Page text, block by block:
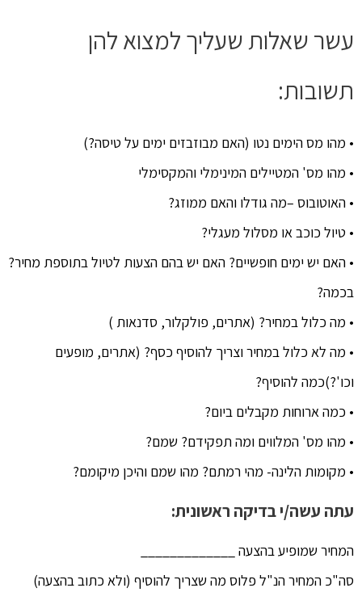
עשר שאלות שעליך למצוא להן
תשובות:
• מהו מס הימים נטו (האם מבוזבזים ימים על טיסה?)
• מהו מס' המטיילים המינימלי והמקסימלי
• האוטובוס –מה גודלו והאם ממוזג?
• טיול כוכב או מסלול מעגלי?
• האם יש ימים חופשיים? האם יש בהם הצעות לטיול בתוספת מחיר?
בכמה?
• מה כלול במחיר? (אתרים, פולקלור, סדנאות )
• מה לא כלול במחיר וצריך להוסיף כסף? (אתרים, מופעים
וכו'?)כמה להוסיף?
• כמה ארוחות מקבלים ביום?
• מהו מס' המלווים ומה תפקידם? שמם?
• מקומות הלינה- מהי רמתם? מהו שמם והיכן מיקומם?
עתה עשה/י בדיקה ראשונית:
המחיר שמופיע בהצעה _____________
סה"כ המחיר הנ"ל פלוס מה שצריך להוסיף (ולא כתוב בהצעה)